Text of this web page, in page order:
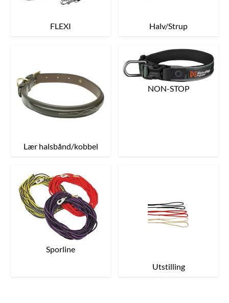
FLEXI Halv/Strup
Lær halsbånd/kobbel
NON-STOP
Sporline
Utstilling